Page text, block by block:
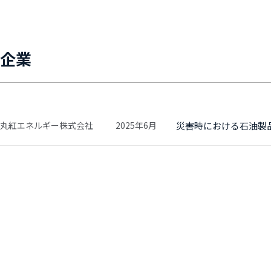
企業
丸紅エネルギー株式会社 2025年6月 災害時における石油製